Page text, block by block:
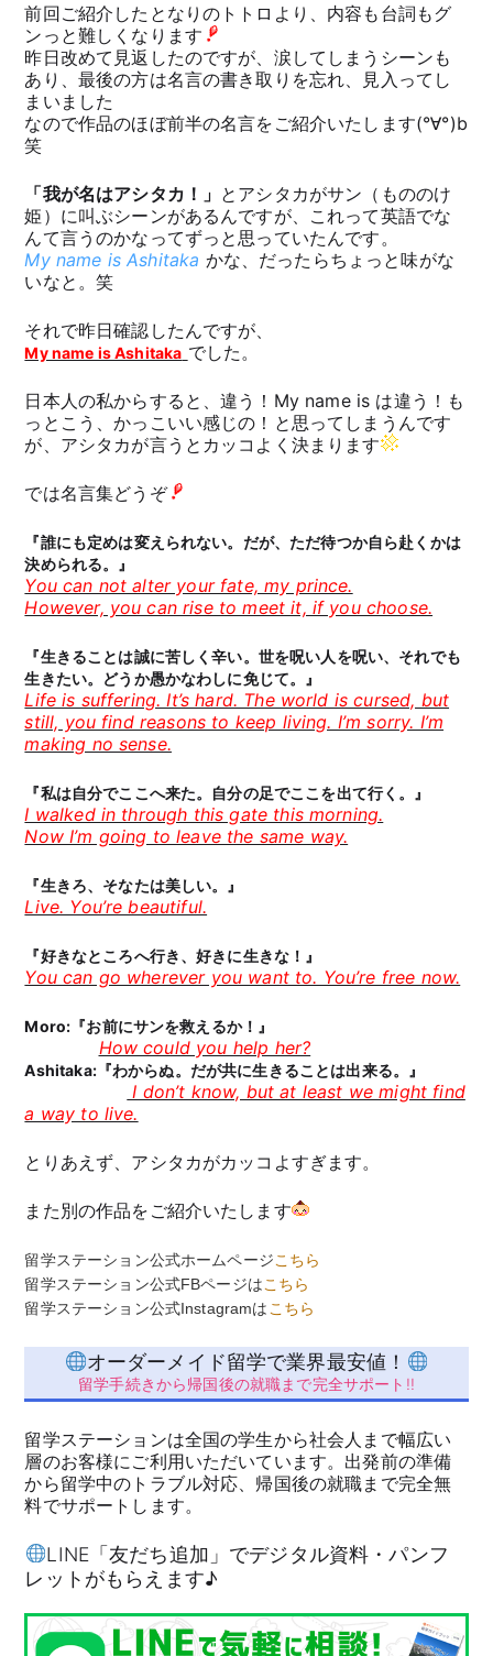
前回ご紹介したとなりのトトロより、内容も台詞もグ
ンっと難しくなります
昨日改めて見返したのですが、涙してしまうシーンも
あり、最後の方は名言の書き取りを忘れ、見入ってし
まいました
なので作品のほぼ前半の名言をご紹介いたします(°∀°)b
笑
「我が名はアシタカ！」 とアシタカがサン（もののけ
姫）に叫ぶシーンがあるんですが、これって英語でな
んて言うのかなってずっと思っていたんです。
My name is Ashitaka かな、だったらちょっと味がな
いなと。笑
それで昨日確認したんですが、
My name is Ashitaka でした。
日本人の私からすると、違う！My name is は違う！も
っとこう、かっこいい感じの！と思ってしまうんです
が、アシタカが言うとカッコよく決まります
では名言集どうぞ
『誰にも定めは変えられない。だが、ただ待つか自ら赴くかは
決められる。』
You can not alter your fate, my prince.
However, you can rise to meet it, if you choose.
『生きることは誠に苦しく辛い。世を呪い人を呪い、それでも
生きたい。どうか愚かなわしに免じて。』
Life is suffering. It’s hard. The world is cursed, but
still, you find reasons to keep living. I’m sorry. I’m
making no sense.
『私は自分でここへ来た。自分の足でここを出て行く。』
I walked in through this gate this morning.
Now I’m going to leave the same way.
『生きろ、そなたは美しい。』
Live. You’re beautiful.
『好きなところへ行き、好きに生きな！』
You can go wherever you want to. You’re free now.
Moro:『お前にサンを救えるか！』
How could you help her?
Ashitaka:『わからぬ。だが共に生きることは出来る。』
I don’t know, but at least we might find
a way to live.
とりあえず、アシタカがカッコよすぎます。
また別の作品をご紹介いたします
留学ステーション公式ホームページこちら
留学ステーション公式FBページはこちら
留学ステーション公式Instagramは こちら
オーダーメイド留学で業界最安値！
留学手続きから帰国後の就職まで完全サポート!!
留学ステーションは全国の学生から社会人まで幅広い
層のお客様にご利用いただいています。出発前の準備
から留学中のトラブル対応、帰国後の就職まで完全無
料でサポートします。
LINE「友だち追加」でデジタル資料・パンフ
レットがもらえます♪